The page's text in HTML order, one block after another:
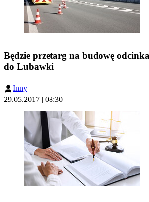
Będzie przetarg na budowę
do Lubawki
Inny
29.05.2017 | 08:30